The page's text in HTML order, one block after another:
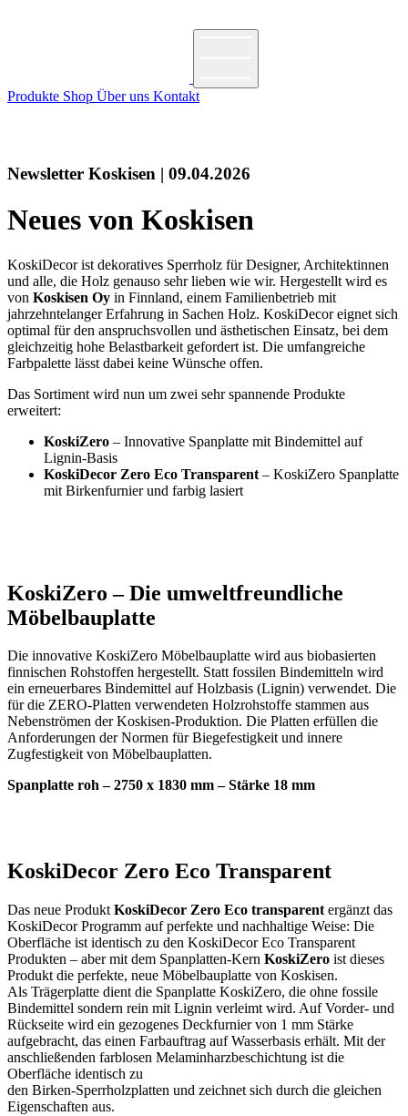
Produkte Shop Über uns Kontakt
Newsletter Koskisen | 09.04.2026
Neues von Koskisen
KoskiDecor ist dekoratives Sperrholz für Designer, Architektinnen
und alle, die Holz genauso sehr lieben wie wir. Hergestellt wird es
von Koskisen Oy in Finnland, einem Familienbetrieb mit
jahrzehntelanger Erfahrung in Sachen Holz. KoskiDecor eignet sich
optimal für den anspruchsvollen und ästhetischen Einsatz, bei dem
gleichzeitig hohe Belastbarkeit gefordert ist. Die umfangreiche
Farbpalette lässt dabei keine Wünsche offen.
Das Sortiment wird nun um zwei sehr spannende Produkte
erweitert:
KoskiZero – Innovative Spanplatte mit Bindemittel auf
Lignin-Basis
KoskiDecor Zero Eco Transparent – KoskiZero Spanplatte
mit Birkenfurnier und farbig lasiert
KoskiZero – Die umweltfreundliche
Möbelbauplatte
Die innovative KoskiZero Möbelbauplatte wird aus biobasierten
finnischen Rohstoffen hergestellt. Statt fossilen Bindemitteln wird
ein erneuerbares Bindemittel auf Holzbasis (Lignin) verwendet. Die
für die ZERO-Platten verwendeten Holzrohstoffe stammen aus
Nebenströmen der Koskisen-Produktion. Die Platten erfüllen die
Anforderungen der Normen für Biegefestigkeit und innere
Zugfestigkeit von Möbelbauplatten.
Spanplatte roh – 2750 x 1830 mm – Stärke 18 mm
KoskiDecor Zero Eco Transparent
Das neue Produkt KoskiDecor Zero Eco transparent ergänzt das
KoskiDecor Programm auf perfekte und nachhaltige Weise: Die
Oberfläche ist identisch zu den KoskiDecor Eco Transparent
Produkten – aber mit dem Spanplatten-Kern KoskiZero ist dieses
Produkt die perfekte, neue Möbelbauplatte von Koskisen.
Als Trägerplatte dient die Spanplatte KoskiZero, die ohne fossile
Bindemittel sondern rein mit Lignin verleimt wird. Auf Vorder- und
Rückseite wird ein gezogenes Deckfurnier von 1 mm Stärke
aufgebracht, das einen Farbauftrag auf Wasserbasis erhält. Mit der
anschließenden farblosen Melaminharzbeschichtung ist die
Oberfläche identisch zu
den Birken-Sperrholzplatten und zeichnet sich durch die gleichen
Eigenschaften aus.